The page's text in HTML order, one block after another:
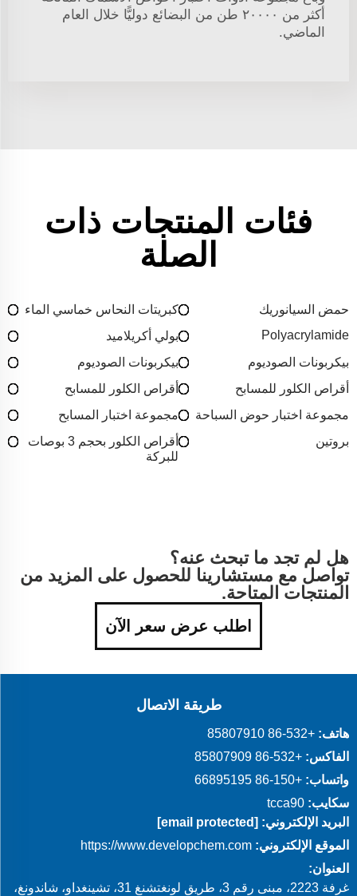
أكثر من ٢٠٠٠٠ طن من البضائع دوليًّا خلال العام
الماضي.
فئات المنتجات ذات
الصلة
حمض السيانوريك
كبريتات النحاس خماسي الماء
Polyacrylamide
بولي أكريلاميد
بيكربونات الصوديوم
بيكربونات الصوديوم
أقراص الكلور للمسابح
أقراص الكلور للمسابح
مجموعة اختبار حوض السباحة
مجموعة اختبار المسابح
بروتين
أقراص الكلور بحجم 3 بوصات
للبركة
هل لم تجد ما تبحث عنه؟
تواصل مع مستشارينا للحصول على المزيد من
المنتجات المتاحة.
اطلب عرض سعر الآن
طريقة الاتصال
هاتف: +86-532 85807910
الفاكس: +86-532 85807909
واتساب: +86-150 66895195
سكايب: tcca90
البريد الإلكتروني: [email protected]
الموقع الإلكتروني: https://www.developchem.com
العنوان:
غرفة 2223، مبنى رقم 3، طريق لونغتشنغ 31، تشينغداو، شاندونغ،